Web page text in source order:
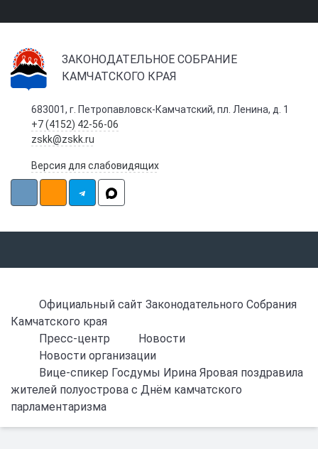
ЗАКОНОДАТЕЛЬНОЕ СОБРАНИЕ
КАМЧАТСКОГО КРАЯ
683001, г. Петропавловск-Камчатский, пл. Ленина, д. 1
+7 (4152) 42-56-06
zskk@zskk.ru
Версия для слабовидящих
Официальный сайт Законодательного Собрания
Камчатского края
Пресс-центр
Новости
Новости организации
Вице-спикер Госдумы Ирина Яровая поздравила
жителей полуострова с Днём камчатского
парламентаризма